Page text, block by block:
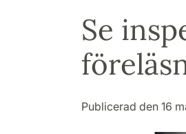
Se
Publicerad den 16